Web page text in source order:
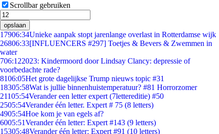
Scrollbar gebruiken
opslaan
17906:34Unieke aanpak stopt jarenlange overlast in Rotterdamse wijk
26806:33[INFLUENCERS #297] Toetjes & Bevers & Zwemmen in
water
706:122023: Kindermoord door Lindsay Clancy: depressie of
voorbedachte rade?
8106:05Het grote dagelijkse Trump nieuws topic #31
18305:58Wat is jullie binnenhuistemperatuur? #81 Horrorzomer
21105:54Verander een letter expert (7lettereditie) #50
2505:54Verander één letter. Expert # 75 (8 letters)
4905:54Hoe kom je van egels af?
6005:51Verander één letter: Expert #143 (9 letters)
15305:48Verander één letter: Expert #91 (10 letters)